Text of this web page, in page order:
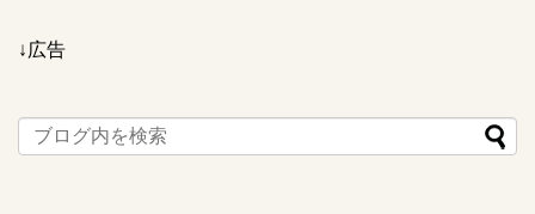
↓広告